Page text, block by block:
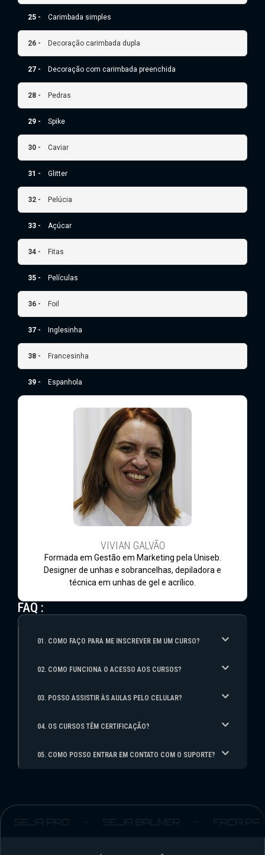
25 - Carimbada simples
26 - Decoração carimbada dupla
27 - Decoração com carimbada preenchida
28 - Pedras
29 - Spike
30 - Caviar
31 - Glitter
32 - Pelúcia
33 - Açúcar
34 - Fitas
35 - Películas
36 - Foil
37 - Inglesinha
38 - Francesinha
39 - Espanhola
VIVIAN GALVÃO
Formada em Gestão em Marketing pela Uniseb.
Designer de unhas e sobrancelhas, depiladora e
técnica em unhas de gel e acrílico.
FAQ :
01. COMO FAÇO PARA ME INSCREVER EM UM CURSO?
02. COMO FUNCIONA O ACESSO AOS CURSOS?
03. POSSO ASSISTIR ÀS AULAS PELO CELULAR?
04. OS CURSOS TÊM CERTIFICAÇÃO?
05. COMO POSSO ENTRAR EM CONTATO COM O SUPORTE?
SEJA PRO SEJA BALNER FAÇA